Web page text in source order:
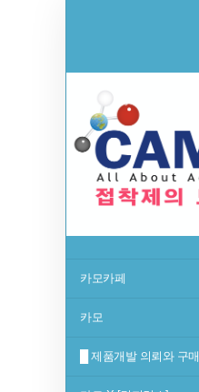
카모카페
카모
█ 제품개발 의뢰와 구매